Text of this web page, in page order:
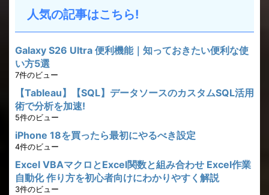
人気の記事はこちら!
Galaxy S26 Ultra 便利機能｜知っておきたい便利な使
い方5選
7件のビュー
【Tableau】【SQL】データソースのカスタムSQL活用
術で分析を加速!
5件のビュー
iPhone 18を買ったら最初にやるべき設定
4件のビュー
Excel VBAマクロとExcel関数と組み合わせ Excel作業
自動化 作り方を初心者向けにわかりやすく解説
3件のビュー